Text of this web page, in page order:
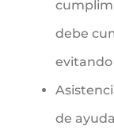
debe
evitando
de